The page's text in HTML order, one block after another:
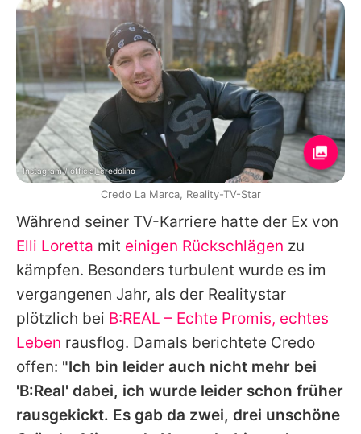
Während seiner TV-Karriere hatte der Ex von
Elli Loretta mit einigen Rückschlägen zu
kämpfen. Besonders turbulent wurde es im
vergangenen Jahr, als der Realitystar
plötzlich bei B:REAL – Echte Promis, echtes
Leben rausflog. Damals berichtete Credo
offen: "Ich bin leider auch nicht mehr bei
'B:Real' dabei, ich wurde leider schon früher
rausgekickt. Es gab da zwei, drei unschöne
Instagram / official_credolino
Credo La Marca, Reality-TV-Star